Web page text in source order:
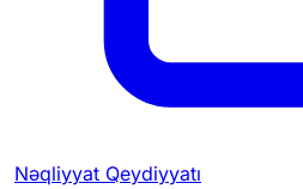
Nəqliyyat Qeydiyyatı